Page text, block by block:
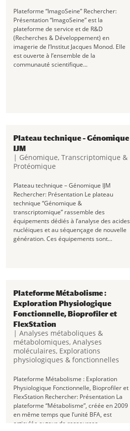
Plateforme “ImagoSeine” Rechercher:
Présentation “ImagoSeine” est la
plateforme de service et de R&D
(Recherches & Développement) en
imagerie de l’Institut Jacques Monod. Elle
est ouverte à l’ensemble de la
communauté scientifique...
Plateau technique – Génomique
IJM
| Génomique, Transcriptomique &
Protéomique
Plateau technique – Génomique IJM
Rechercher: Présentation Le plateau
technique “Génomique &
transcriptomique” rassemble des
équipements dédiés à l’analyse des acides
nucléiques et au séquençage de nouvelle
génération. Ces équipements sont...
Plateforme Métabolisme :
Exploration Physiologique
Fonctionnelle, Bioprofiler et
FlexStation
| Analyses métaboliques &
métabolomiques, Analyses
moléculaires, Explorations
physiologiques & fonctionnelles
Plateforme Métabolisme : Exploration
Physiologique Fonctionnelle, Bioprofiler et
FlexStation Rechercher: Présentation La
plateforme “Métabolisme”, créée en 2009
en même temps que l’unité BFA, est
articulée autour de ressources